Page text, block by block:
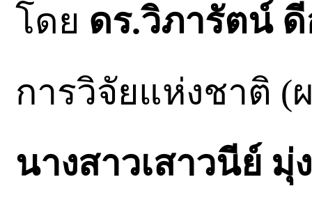
โดย ดร.วิภารัตน์ ดี
การวิจัยแห่งชาติ (
นางสาวเสาวนีย์ มุ่